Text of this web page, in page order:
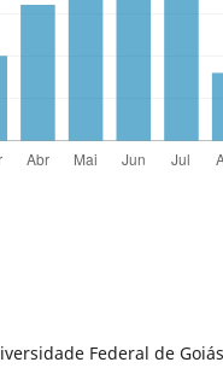
Federal de